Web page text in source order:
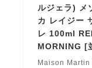
ルジェラ) メ
カ レイジー
レ 100ml
MORNING [
Maison